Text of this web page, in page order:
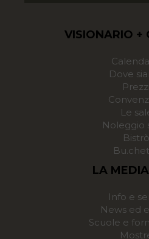
VISIONARIO +
Dove
Prezzi
Le
Noleggio
Bistrò
LA
Info e
News ed
Scuole e